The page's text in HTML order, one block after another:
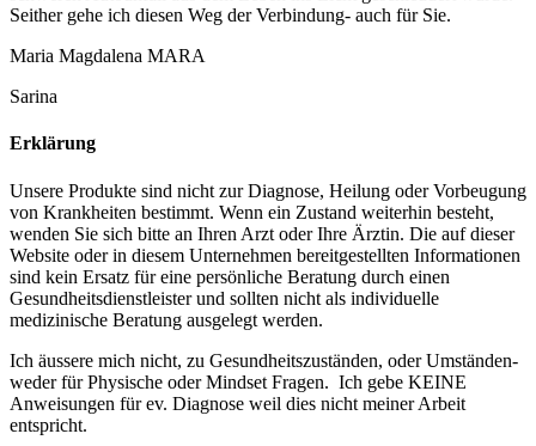
Seither gehe ich diesen Weg der Verbindung- auch für Sie.
Maria Magdalena MARA
Sarina
Erklärung
Unsere Produkte sind nicht zur Diagnose, Heilung oder Vorbeugung
von Krankheiten bestimmt. Wenn ein Zustand weiterhin besteht,
wenden Sie sich bitte an Ihren Arzt oder Ihre Ärztin. Die auf dieser
Website oder in diesem Unternehmen bereitgestellten Informationen
sind kein Ersatz für eine persönliche Beratung durch einen
Gesundheitsdienstleister und sollten nicht als individuelle
medizinische Beratung ausgelegt werden.
Ich äussere mich nicht, zu Gesundheitszuständen, oder Umständen-
weder für Physische oder Mindset Fragen. Ich gebe KEINE
Anweisungen für ev. Diagnose weil dies nicht meiner Arbeit
entspricht.